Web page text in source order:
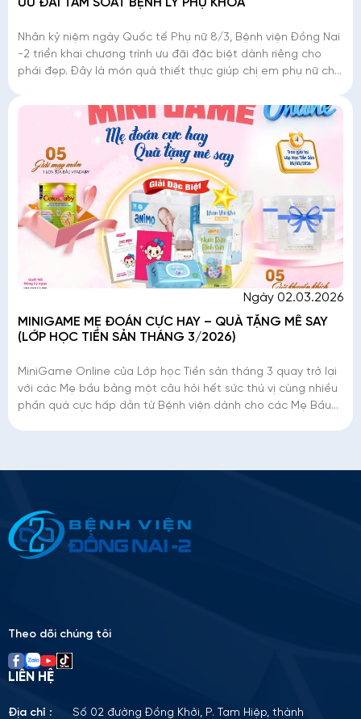
ƯU ĐÃI TẦM SOÁT BỆNH LÝ PHỤ KHOA
Nhân kỷ niệm ngày Quốc tế Phụ nữ 8/3, Bệnh viện Đồng Nai
-2 triển khai chương trình ưu đãi đặc biệt dành riêng cho
phái đẹp. Đây là món quà thiết thực giúp chị em phụ nữ chủ
Ngày 02.03.2026
MINIGAME MẸ ĐOÁN CỰC HAY – QUÀ TẶNG MÊ SAY
(LỚP HỌC TIỀN SẢN THÁNG 3/2026)
MiniGame Online của Lớp học Tiền sản tháng 3 quay trở lại
với các Mẹ bầu bằng một câu hỏi hết sức thú vị cùng nhiều
phần quà cực hấp dẫn từ Bệnh viện dành cho các Mẹ Bầu
Please
Theo dõi chúng tôi
LIÊN HỆ
Địa chỉ : Số 02 đường Đồng Khởi, P. Tam Hiệp, thành